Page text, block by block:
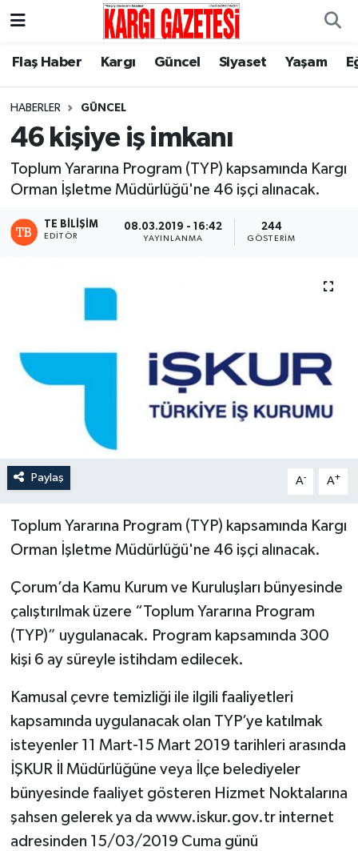
Flaş Haber Kargı Güncel Siyaset Yaşam
HABERLER GÜNCEL
46 kişiye iş imkanı
Toplum Yararına Program (TYP) kapsamında Kargı
Orman İşletme Müdürlüğü'ne 46 işçi alınacak.
TE BILIŞIM
EDITÖR
08.03.2019 - 16:42
YAYINLANMA
244
GÖSTERIM
Paylaş A- A+
Toplum Yararına Program (TYP) kapsamında Kargı
Orman İşletme Müdürlüğü'ne 46 işçi alınacak.
Çorum’da Kamu Kurum ve Kuruluşları bünyesinde
çalıştırılmak üzere “Toplum Yararına Program
(TYP)” uygulanacak. Program kapsamında 300
kişi 6 ay süreyle istihdam edilecek.
Kamusal çevre temizliği ile ilgili faaliyetleri
kapsamında uygulanacak olan TYP’ye katılmak
isteyenler 11 Mart-15 Mart 2019 tarihleri arasında
İŞKUR İl Müdürlüğüne veya İlçe belediyeler
bünyesinde faaliyet gösteren Hizmet Noktalarına
şahsen gelerek ya da www.iskur.gov.tr internet
adresinden 15/03/2019 Cuma günü
Flaş Haber
Kargı
Güncel
Siyaset
Yaşam
Nöbetçi Eczaneler
Hava Durumu
Çorum Namaz Vakitleri
Trafik Durumu
Süper Lig Puan Durumu ve Fikstür